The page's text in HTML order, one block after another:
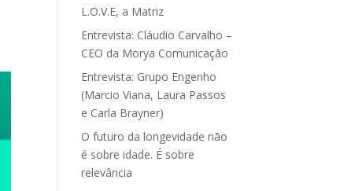
L.O.V.E, a Matriz
Entrevista: Cláudio Carvalho –
CEO da Morya Comunicação
Entrevista: Grupo Engenho
(Marcio Viana, Laura Passos
e Carla Brayner)
O futuro da longevidade não
é sobre idade. É sobre
relevância